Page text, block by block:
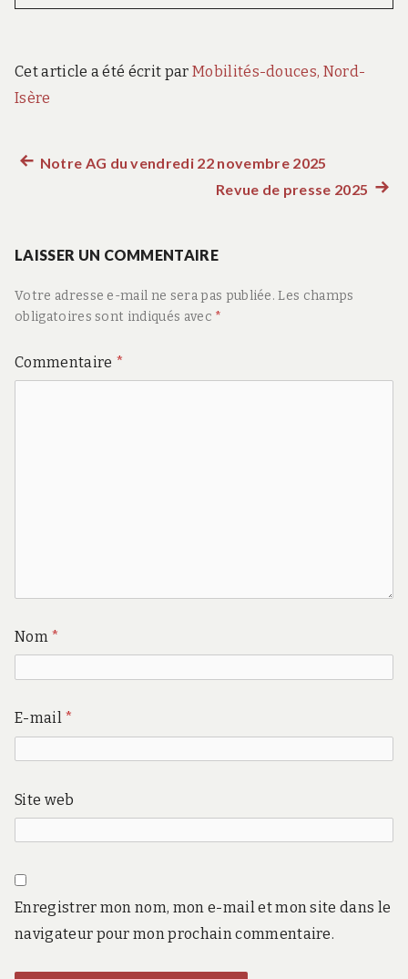
Cet article a été écrit par Mobilités-douces, Nord-
Isère
Navigation
l’article
Article
Notre AG du vendredi 22 novembre 2025
Revue de presse 2025
LAISSER UN COMMENTAIRE
Votre adresse e-mail ne sera pas publiée. Les champs
obligatoires sont indiqués avec *
Commentaire *
Nom *
E-mail *
Site web
Enregistrer mon nom, mon e-mail et mon site dans le
navigateur pour mon prochain commentaire.